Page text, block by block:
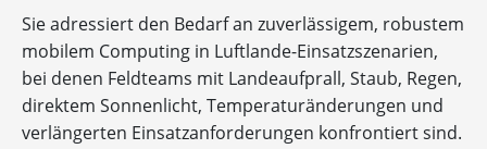
Sie adressiert den Bedarf an zuverlässigem, robustem
mobilem Computing in Luftlande-Einsatzszenarien,
bei denen Feldteams mit Landeaufprall, Staub, Regen,
direktem Sonnenlicht, Temperaturänderungen und
verlängerten Einsatzanforderungen konfrontiert sind.